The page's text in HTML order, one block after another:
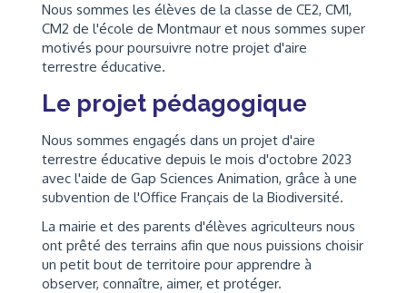
Nous sommes les élèves de la classe de CE2, CM1,
CM2 de l'école de Montmaur et nous sommes super
motivés pour poursuivre notre projet d'aire
terrestre éducative.
Le projet pédagogique
Nous sommes engagés dans un projet d'aire
terrestre éducative depuis le mois d'octobre 2023
avec l'aide de Gap Sciences Animation, grâce à une
subvention de l'Office Français de la Biodiversité.
La mairie et des parents d'élèves agriculteurs nous
ont prêté des terrains afin que nous puissions choisir
un petit bout de territoire pour apprendre à
observer, connaître, aimer, et protéger.